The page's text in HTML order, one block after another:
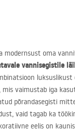
modernsust oma
vannisegistile
luksuslikust
vaimustab iga
põrandasegisti
vaid tagab ka
eelis on